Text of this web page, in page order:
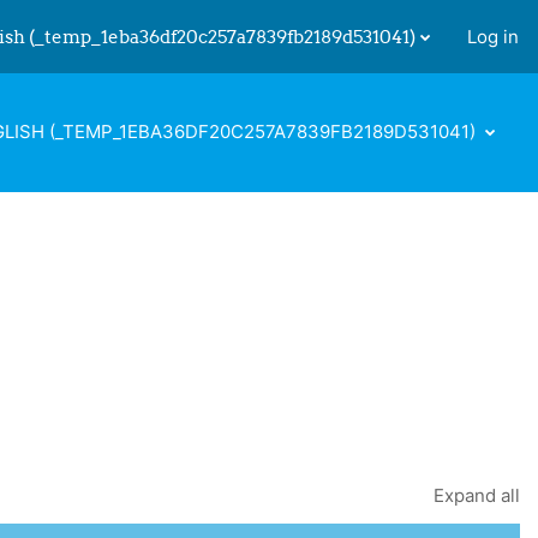
input
‎(_temp_1eba36df20c257a7839fb2189d531041)‎ Log in
‎(_TEMP_1EBA36DF20C257A7839FB2189D531041)‎
Expand all